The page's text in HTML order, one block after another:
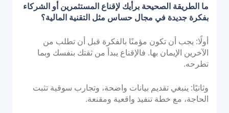
ما الطريقة الصحيحة برأيك لإقناع المستثمرين أو الشركاء
بفكرة جديدة في مجال حساس مثل التقنية المالية؟
أولًا: يجب أن تكون مؤمنًا بالفكرة قبل أن تطلب من
الآخرين الإيمان بها. فالإقناع يبدأ من ثقتك بنفسك وبما
تطرحه.
وثانيًا: ينبغي تقديم بيانات واضحة، وتجارب سوقية تثبت
الحاجة، مع خطة تنفيذ واقعية ومقنعة.